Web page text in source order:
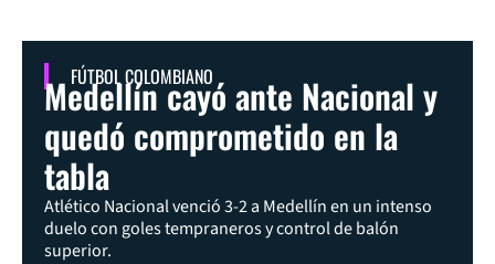
FÚTBOL COLOMBIANO
Medellín cayó ante Nacional y
quedó comprometido en la
tabla
Atlético Nacional venció 3-2 a Medellín en un intenso
duelo con goles tempraneros y control de balón
superior.